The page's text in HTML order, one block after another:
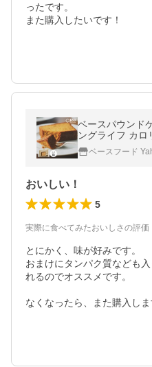
ったです。
また購入したいです！
ベースパウンド
ングライフ カロ
んぱく質 食物
スフード BASE
ベースフード
おいしい！
5
実際に食べてみたおいしさの評価
とにかく、味が好みです。
おまけにタンパク質なども
れるのでオススメです。
なくなったら、また購入しま